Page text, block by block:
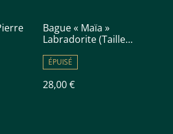
Bague « Maïa »
Labradorite (Taille
ÉPUISÉ
28,00 €